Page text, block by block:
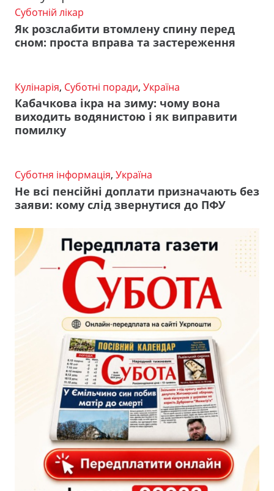
Суботній лікар
Як розслабити втомлену спину перед
сном: проста вправа та застереження
Кулінарія, Суботні поради, Україна
Кабачкова ікра на зиму: чому вона
виходить водянистою і як виправити
помилку
Суботня інформація, Україна
Не всі пенсійні доплати призначають без
заяви: кому слід звернутися до ПФУ